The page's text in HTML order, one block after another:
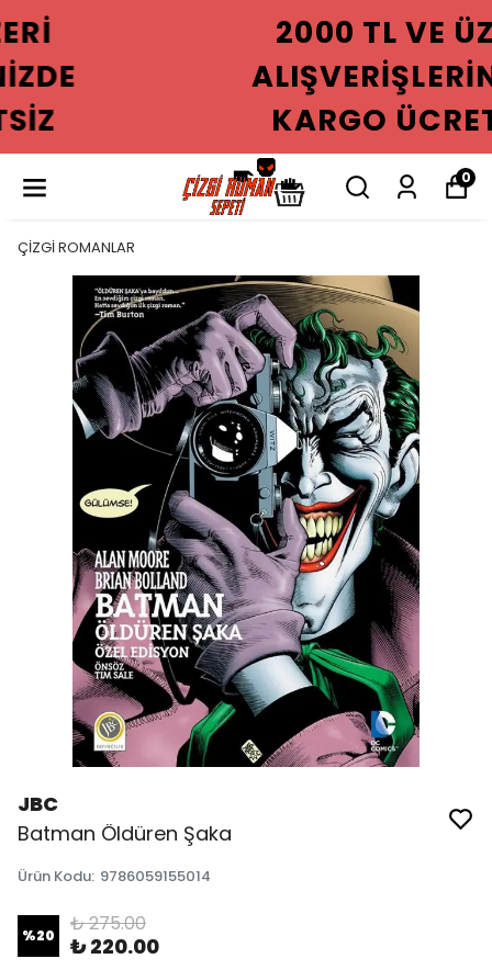
2000 TL VE ÜZERI
ALIŞVERIŞLERINIZDE
KARGO ÜCRETSIZ
0
ÇİZGİ ROMANLAR
JBC
Batman Öldüren Şaka
Ürün Kodu: 9786059155014
%20 ₺ 275.00
₺ 220.00